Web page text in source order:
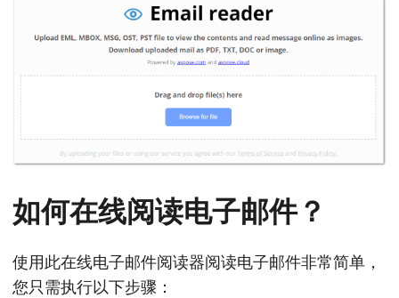
如何在线阅读电子邮件？
使用此在线电子邮件阅读器阅读电子邮件非常简单，
您只需执行以下步骤：